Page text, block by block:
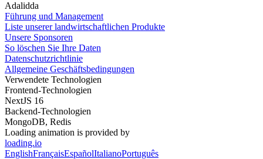
Adalidda
Führung und Management
Liste unserer landwirtschaftlichen Produkte
Unsere Sponsoren
So löschen Sie Ihre Daten
Datenschutzrichtlinie
Allgemeine Geschäftsbedingungen
Verwendete Technologien
Frontend-Technologien
NextJS 16
Backend-Technologien
MongoDB, Redis
Loading animation is provided by
loading.io
EnglishFrançaisEspañolItalianoPortuguês